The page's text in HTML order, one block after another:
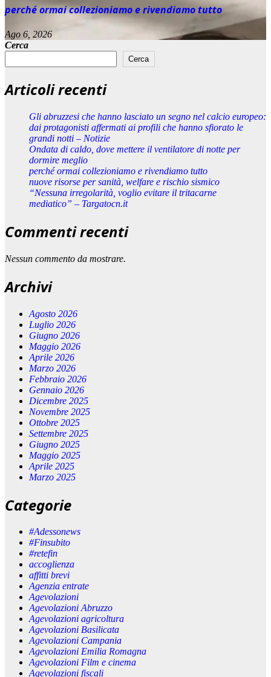
perché ormai collezioniamo e rivendiamo tutto
Ago 6, 2026
Cerca
Cerca
Articoli recenti
Gli abruzzesi che hanno lasciato un segno nel calcio europeo:
dai protagonisti affermati ai profili che hanno sfiorato le
grandi notti – Notizie
Ondata di caldo, dove mettere il ventilatore di notte per
dormire meglio
perché ormai collezioniamo e rivendiamo tutto
nuove risorse per sanità, welfare e rischio sismico
“Nessuna irregolarità, voglio evitare il tritacarne
mediatico” – Targatocn.it
Commenti recenti
Nessun commento da mostrare.
Archivi
Agosto 2026
Luglio 2026
Giugno 2026
Maggio 2026
Aprile 2026
Marzo 2026
Febbraio 2026
Gennaio 2026
Dicembre 2025
Novembre 2025
Ottobre 2025
Settembre 2025
Giugno 2025
Maggio 2025
Aprile 2025
Marzo 2025
Categorie
#Adessonews
#Finsubito
#retefin
accoglienza
affitti brevi
Agenzia entrate
Agevolazioni
Agevolazioni Abruzzo
Agevolazioni agricoltura
Agevolazioni Basilicata
Agevolazioni Campania
Agevolazioni Emilia Romagna
Agevolazioni Film e cinema
Agevolazioni fiscali